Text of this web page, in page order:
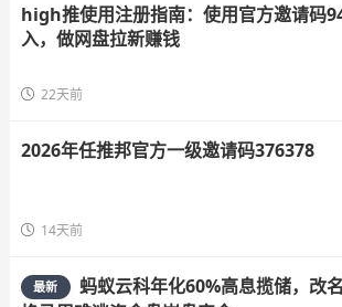
high推使用注册指南：使用官方邀请码
入，做网盘拉新赚钱
22天前
2026年任推邦官方一级邀请码376378
14天前
最新
蚂蚁云科年化60%高息揽储，改